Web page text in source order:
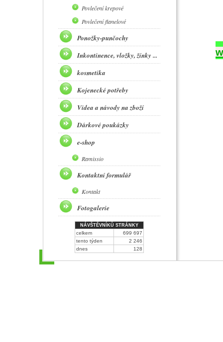
Povlečení krepové
Povlečení flanelové
Ponožky-punčochy
Inkontinence, vložky, žínky ...
kosmetika
Kojenecké potřeby
Videa a návody na zboží
Dárkové poukázky
e-shop
Ramissio
Kontaktní formulář
Kontakt
Fotogalerie
NÁVŠTĚVNÍKŮ STRÁNKY
celkem
699 697
tento týden
2 246
dnes
128